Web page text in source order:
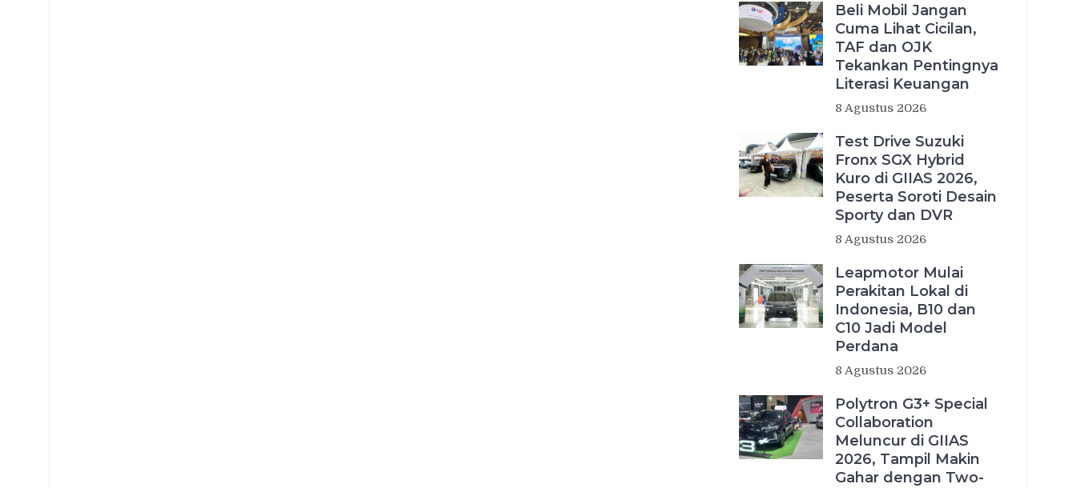
Beli Mobil Jangan
Cuma Lihat Cicilan,
TAF dan OJK
Tekankan Pentingnya
Literasi Keuangan
8 Agustus 2026
Test Drive Suzuki
Fronx SGX Hybrid
Kuro di GIIAS 2026,
Peserta Soroti Desain
Sporty dan DVR
8 Agustus 2026
Leapmotor Mulai
Perakitan Lokal di
Indonesia, B10 dan
C10 Jadi Model
Perdana
8 Agustus 2026
Polytron G3+ Special
Collaboration
Meluncur di GIIAS
2026, Tampil Makin
Gahar dengan Two-